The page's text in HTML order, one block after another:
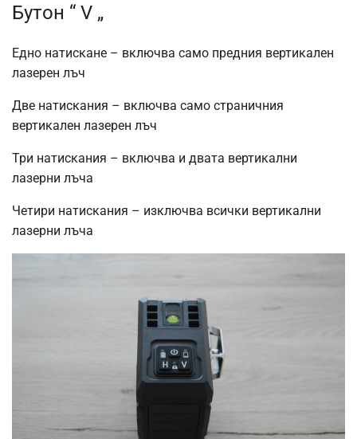
Бутон “ V „
Едно натискане – включва само предния вертикален
лазерен лъч
Две натискания – включва само страничния
вертикален лазерен лъч
Три натискания – включва и двата вертикални
лазерни лъча
Четири натискания – изключва всички вертикални
лазерни лъча